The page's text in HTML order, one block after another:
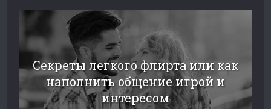
Секреты легкого флирта или как
наполнить общение игрой и
интересом